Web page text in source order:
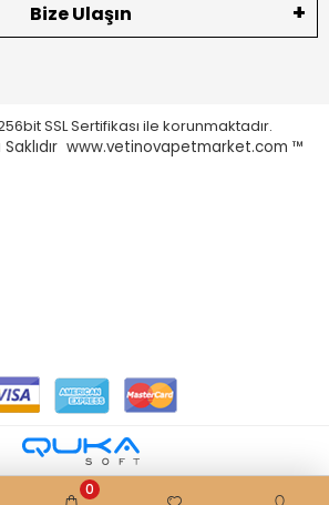
Bize Ulaşın
SSL Sertifikası ile korunmaktadır.
Saklıdır www.vetinovapetmarket.com ™
0